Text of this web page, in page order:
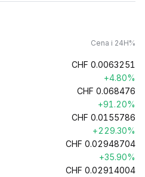
Cena i 24H%
CHF 0.0063251
+4.80%
CHF 0.068476
+91.20%
CHF 0.0155786
+229.30%
CHF 0.02948704
+35.90%
CHF 0.02914004